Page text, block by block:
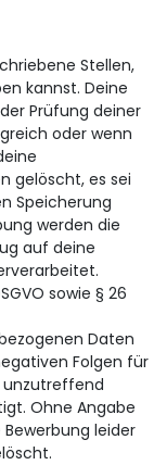
Stellen,
kannst. Deine
Prüfung deiner
oder wenn
gelöscht, es sei
Speicherung
werden die
auf deine
sowie § 26
Daten
Folgen für
unzutreffend
Ohne Angabe
leider